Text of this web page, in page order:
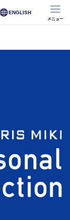
ENGLISH
メニュー